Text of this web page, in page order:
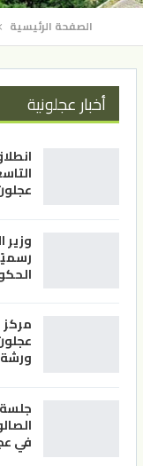
الصفحة الرئيسية
أخبار عجلونية
وزير
مركز
في